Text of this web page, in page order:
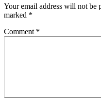
Your email address will not be
marked *
Comment *